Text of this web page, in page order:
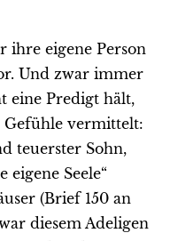
ihre eigene Person
Und zwar immer
eine Predigt hält,
vermittelt:
teuerster Sohn,
Seele“
(Brief 150 an
diesem Adeligen